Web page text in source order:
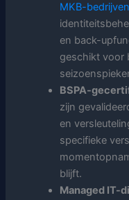
MKB-bedrijven
en back-
geschikt voor
BSPA-
zijn
en
specifieke
blijft.
Managed IT-